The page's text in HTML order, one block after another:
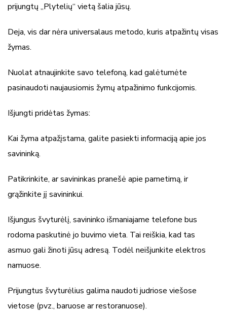
prijungtų „Plytelių“ vietą šalia jūsų.
Deja, vis dar nėra universalaus metodo, kuris atpažintų visas
žymas.
Nuolat atnaujinkite savo telefoną, kad galėtumėte
pasinaudoti naujausiomis žymų atpažinimo funkcijomis.
Išjungti pridėtas žymas:
Kai žyma atpažįstama, galite pasiekti informaciją apie jos
savininką.
Patikrinkite, ar savininkas pranešė apie pametimą, ir
grąžinkite jį savininkui.
Išjungus švyturėlį, savininko išmaniajame telefone bus
rodoma paskutinė jo buvimo vieta. Tai reiškia, kad tas
asmuo gali žinoti jūsų adresą. Todėl neišjunkite elektros
namuose.
Prijungtus švyturėlius galima naudoti judriose viešose
vietose (pvz., baruose ar restoranuose).